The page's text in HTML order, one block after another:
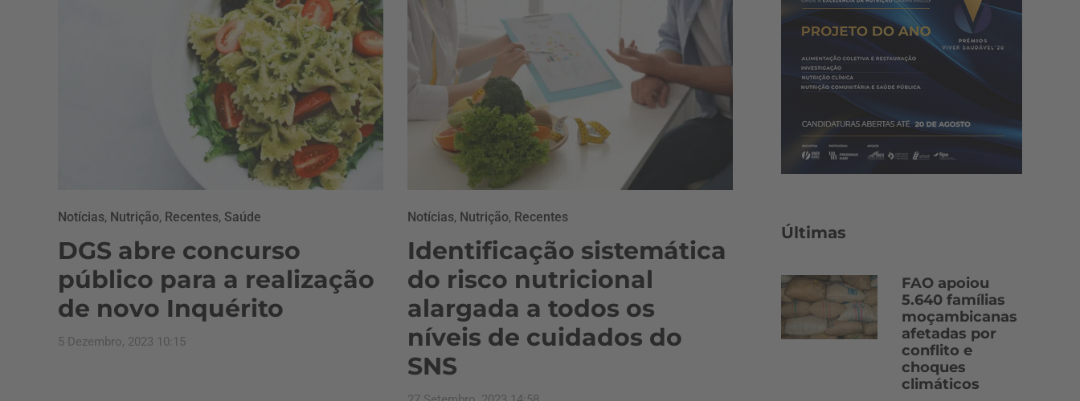
Notícias, Nutrição, Recentes, Saúde
DGS abre concurso
público para a realização
de novo Inquérito
5 Dezembro, 2023 10:15
Notícias, Nutrição, Recentes
Identificação sistemática
do risco nutricional
alargada a todos os
níveis de cuidados do
SNS
Últimas
FAO apoiou
5.640 famílias
moçambicanas
afetadas por
conflito e
choques
climáticos